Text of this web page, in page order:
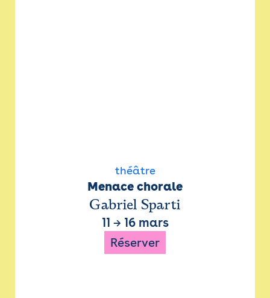
théâtre
Menace chorale
Gabriel Sparti
11 → 16 mars
Réserver